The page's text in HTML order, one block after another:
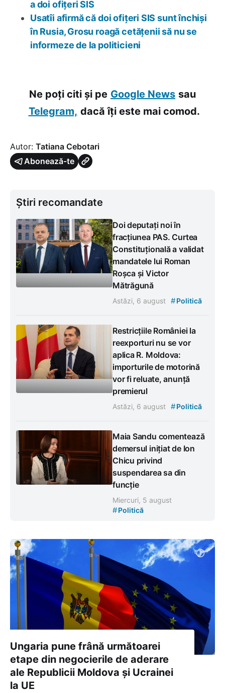
a doi ofițeri SIS
Usatîi afirmă că doi ofițeri SIS sunt închiși
în Rusia, Grosu roagă cetățenii să nu se
informeze de la politicieni
Ne poți citi și pe Google News sau
Telegram, dacă îți este mai comod.
Autor: Tatiana Cebotari
Abonează-te
Știri recomandate
Doi deputați noi în
fracțiunea PAS. Curtea
Constituțională a validat
mandatele lui Roman
Roșca și Victor
Mătrăgună
Astăzi, 6 august #Politică
Restricțiile României la
reexporturi nu se vor
aplica R. Moldova:
importurile de motorină
vor fi reluate, anunță
premierul
Astăzi, 6 august #Politică
Maia Sandu comentează
demersul inițiat de Ion
Chicu privind
suspendarea sa din
funcție
Miercuri, 5 august
#Politică
Ungaria pune frână următoarei
etape din negocierile de aderare
ale Republicii Moldova și Ucrainei
la UE